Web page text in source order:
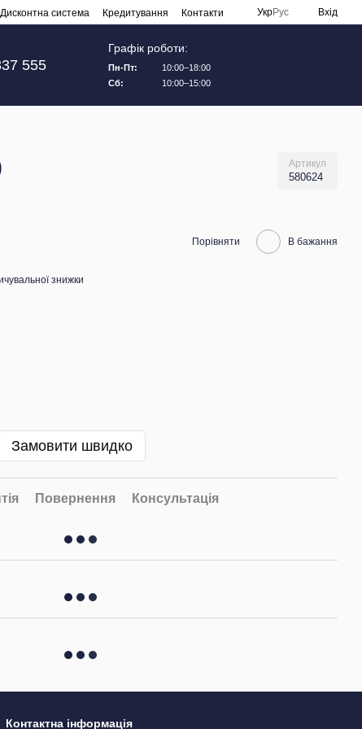
Дисконтна система Кредитування Контакти УкрРус Вхід
555
Графік роботи:
Пн-Пт:
10:00–18:00
Сб:
10:00–15:00
Артикул
580624
Порівняти В бажання
знижки
Замовити швидко
Повернення Консультація
Контактна інформація